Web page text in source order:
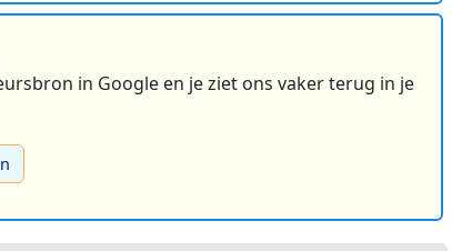
in Google en je ziet ons vaker terug in je